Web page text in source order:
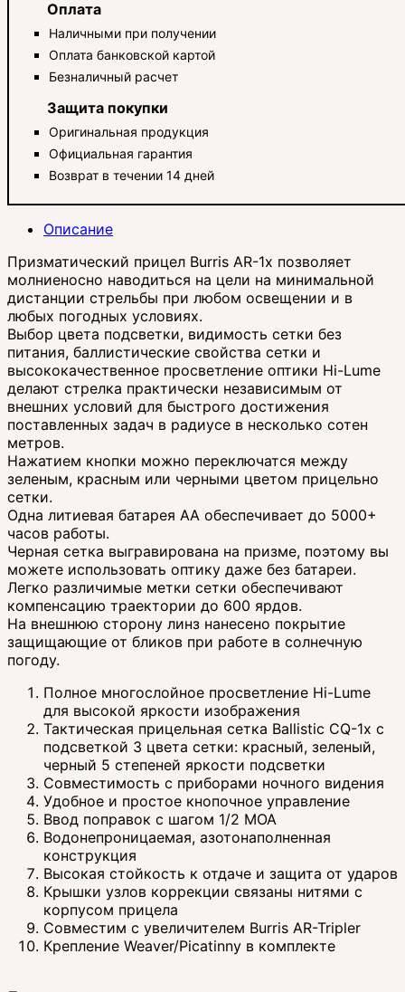
Оплата
Наличными при получении
Оплата банковской картой
Безналичный расчет
Защита покупки
Оригинальная продукция
Официальная гарантия
Возврат в течении 14 дней
Описание
Призматический прицел Burris AR-1x позволяет
молниеносно наводиться на цели на минимальной
дистанции стрельбы при любом освещении и в
любых погодных условиях.
Выбор цвета подсветки, видимость сетки без
питания, баллистические свойства сетки и
высококачественное просветление оптики Hi-Lume
делают стрелка практически независимым от
внешних условий для быстрого достижения
поставленных задач в радиусе в несколько сотен
метров.
Нажатием кнопки можно переключатся между
зеленым, красным или черными цветом прицельно
сетки.
Одна литиевая батарея AA обеспечивает до 5000+
часов работы.
Черная сетка выгравирована на призме, поэтому вы
можете использовать оптику даже без батареи.
Легко различимые метки сетки обеспечивают
компенсацию траектории до 600 ярдов.
На внешнюю сторону линз нанесено покрытие
защищающие от бликов при работе в солнечную
погоду.
Полное многослойное просветление Hi-Lume
для высокой яркости изображения
Тактическая прицельная сетка Ballistic CQ-1x с
подсветкой 3 цвета сетки: красный, зеленый,
черный 5 степеней яркости подсветки
Совместимость с приборами ночного видения
Удобное и простое кнопочное управление
Ввод поправок с шагом 1/2 MOA
Водонепроницаемая, азотонаполненная
конструкция
Высокая стойкость к отдаче и защита от ударов
Крышки узлов коррекции связаны нитями с
корпусом прицела
Совместим с увеличителем Burris AR-Tripler
Крепление Weaver/Picatinny в комплекте